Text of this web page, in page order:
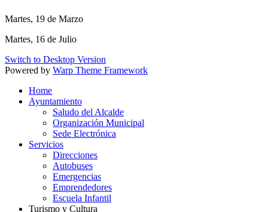
Martes, 19 de Marzo
Martes, 16 de Julio
Switch to Desktop Version
Powered by Warp Theme Framework
Home
Ayuntamiento
Saludo del Alcalde
Organización Municipal
Sede Electrónica
Servicios
Direcciones
Autobuses
Emergencias
Emprendedores
Escuela Infantil
Turismo y Cultura